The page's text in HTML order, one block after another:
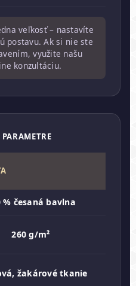
veľkosť – nastavíte
postavu. Ak si nie ste
využite našu
konzultáciu.
% česaná bavlna
260 g/m²
žakárové tkanie